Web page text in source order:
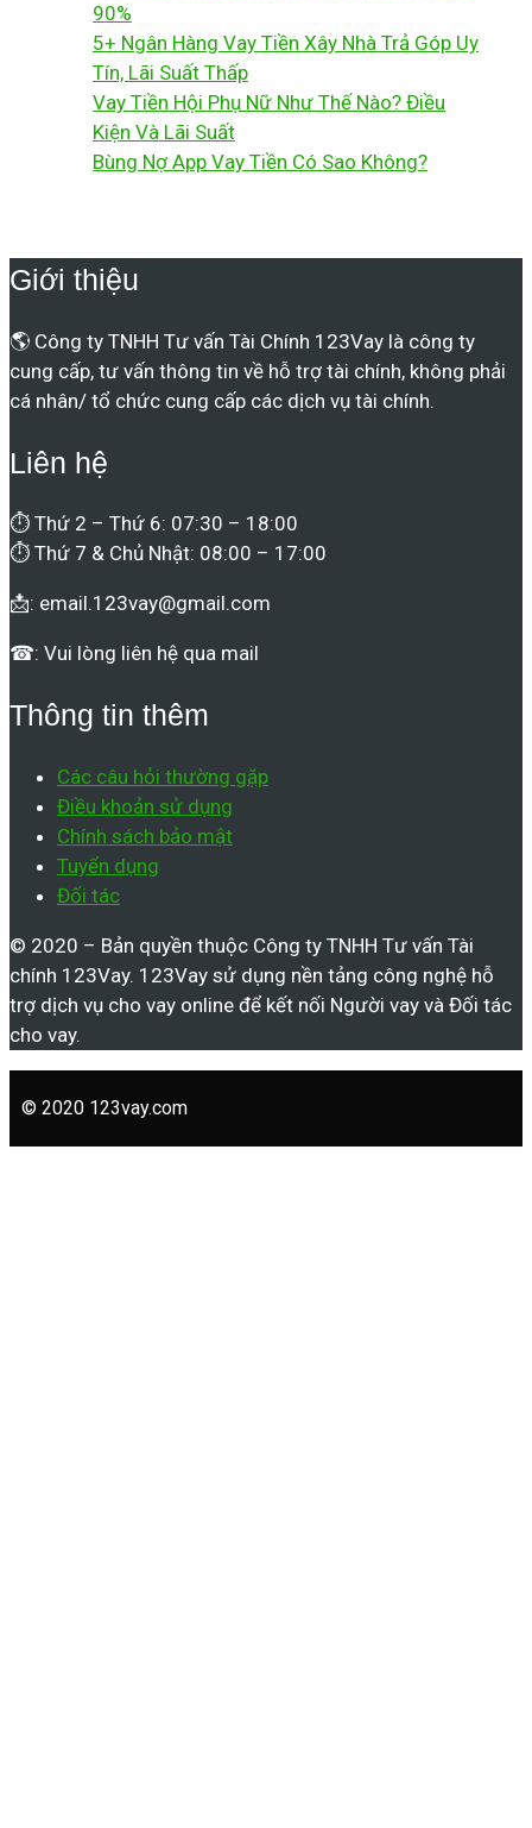
90%
5+ Ngân Hàng Vay Tiền Xây Nhà Trả Góp Uy
Tín, Lãi Suất Thấp
Vay Tiền Hội Phụ Nữ Như Thế Nào? Điều
Kiện Và Lãi Suất
Bùng Nợ App Vay Tiền Có Sao Không?
Giới thiệu
🌎 Công ty TNHH Tư vấn Tài Chính 123Vay là công ty
cung cấp, tư vấn thông tin về hỗ trợ tài chính, không phải
cá nhân/ tổ chức cung cấp các dịch vụ tài chính.
Liên hệ
⏱ Thứ 2 – Thứ 6: 07:30 – 18:00
⏱ Thứ 7 & Chủ Nhật: 08:00 – 17:00
📩: email.123vay@gmail.com
☎: Vui lòng liên hệ qua mail
Thông tin thêm
Các câu hỏi thường gặp
Điều khoản sử dụng
Chính sách bảo mật
Tuyển dụng
Đối tác
© 2020 – Bản quyền thuộc Công ty TNHH Tư vấn Tài
chính 123Vay. 123Vay sử dụng nền tảng công nghệ hỗ
trợ dịch vụ cho vay online để kết nối Người vay và Đối tác
cho vay.
© 2020 123vay.com